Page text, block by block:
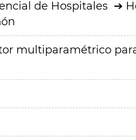
de Hospitales
multiparamétrico